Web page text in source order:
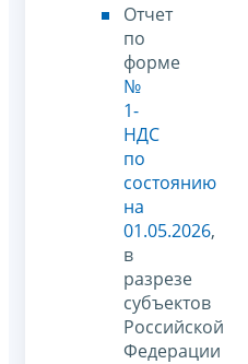
Отчет
по
форме
№
1-
НДС
по
состоянию
на
01.05.2026,
в
разрезе
субъектов
Российской
Федерации